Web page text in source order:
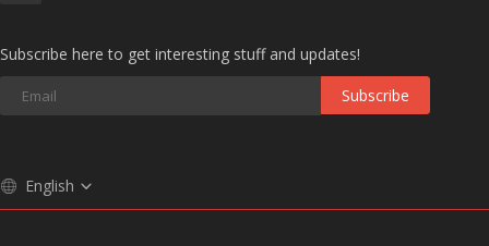
Subscribe here to get interesting stuff and updates!
Subscribe
English